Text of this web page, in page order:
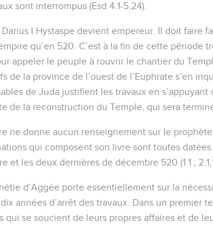
sont interrompus (Esd 4.1-5,24).
Darius I Hystaspe devient empereur. Il doit faire
qu’en 520. C’est à la fin de cette période
appeler le peuple à rouvrir le chantier du
de la province de l’ouest de l’Euphrate s’en
de Juda justifient les travaux en
de la reconstruction du Temple, qui sera
ne donne aucun renseignement sur le
qui composent son livre sont toutes
et les deux dernières de décembre 520 (1.1 ;
d’Aggée porte essentiellement sur la
années d’arrêt des travaux. Dans un premier
qui se soucient de leurs propres affaires et de